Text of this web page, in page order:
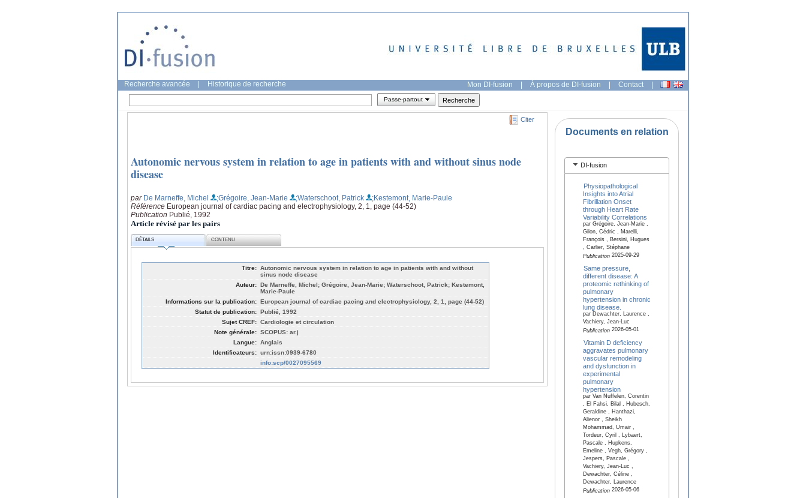
Recherche avancée Historique de recherche Mon DI-fusion | À propos de DI-fusion | Contact |
Passe-partout
Citer
Autonomic nervous system in relation to age in patients with and without sinus node
disease
par De Marneffe, Michel ;Grégoire, Jean-Marie ;Waterschoot, Patrick
;Kestemont, Marie-Paule
Référence European journal of cardiac pacing and electrophysiology, 2, 1, page (44-52)
Publication Publié, 1992
Article révisé par les pairs
DÉTAILS CONTENU
Titre: Autonomic nervous system in relation to age in patients with and without
sinus node disease
Auteur: De Marneffe, Michel; Grégoire, Jean-Marie; Waterschoot, Patrick; Kestemont,
Marie-Paule
Informations sur la publication: European journal of cardiac pacing and electrophysiology, 2, 1, page (44-52)
Statut de publication: Publié, 1992
Sujet CREF: Cardiologie et circulation
Note générale: SCOPUS: ar.j
Langue: Anglais
Identificateurs: urn:issn:0939-6780
info:scp/0027095569
Documents en relation
DI-fusion
Physiopathological
Insights into Atrial
Fibrillation Onset
through Heart Rate
Variability Correlations
par Grégoire, Jean-Marie ,
Gilon, Cédric , Marelli,
François , Bersini, Hugues
, Carlier, Stéphane
Publication2025-09-29
Same pressure,
different disease: A
proteomic rethinking of
pulmonary
hypertension in chronic
lung disease.
par Dewachter, Laurence ,
Vachiery, Jean-Luc
Publication2026-05-01
Vitamin D deficiency
aggravates pulmonary
vascular remodeling
and dysfunction in
experimental
pulmonary
hypertension
par Van Nuffelen, Corentin
, El Fahsi, Bilal , Hubesch,
Geraldine , Hanthazi,
Alienor , Sheikh
Mohammad, Umair ,
Tordeur, Cyril , Lybaert,
Pascale , Hupkens,
Emeline , Vegh, Grégory ,
Jespers, Pascale ,
Vachiery, Jean-Luc ,
Dewachter, Céline ,
Dewachter, Laurence
Publication2026-05-06